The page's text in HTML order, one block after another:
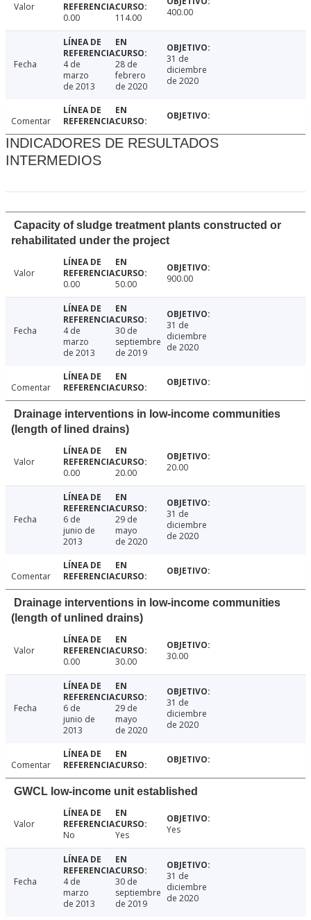
Valor
0.00
114.00 400.00
Fecha
4 de
marzo
de 2013
28 de
febrero
de 2020
31 de
diciembre
de 2020
Comentar
INDICADORES DE RESULTADOS
INTERMEDIOS
Capacity of sludge treatment plants constructed or
rehabilitated under the project
Valor
0.00
50.00 900.00
Fecha
4 de
marzo
de 2013
30 de
septiembre
de 2019
31 de
diciembre
de 2020
Comentar
Drainage interventions in low-income communities
(length of lined drains)
Valor
0.00
20.00 20.00
Fecha
6 de
junio de
2013
29 de
mayo
de 2020
31 de
diciembre
de 2020
Comentar
Drainage interventions in low-income communities
(length of unlined drains)
Valor
0.00
30.00 30.00
Fecha
6 de
junio de
2013
29 de
mayo
de 2020
31 de
diciembre
de 2020
Comentar
GWCL low-income unit established
Valor
No
Yes Yes
Fecha
4 de
marzo
de 2013
30 de
septiembre
de 2019
31 de
diciembre
de 2020